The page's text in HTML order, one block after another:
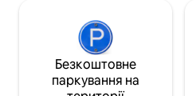
Безкоштовне
паркування на